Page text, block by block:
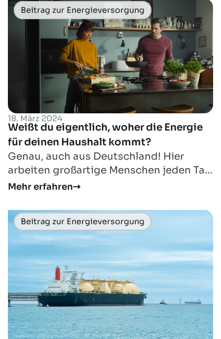
Beitrag zur Energieversorgung
18. März 2024
Weißt du eigentlich, woher die Energie
für deinen Haushalt kommt?
Genau, auch aus Deutschland! Hier
arbeiten großartige Menschen jeden Tag
daran, Energierohstoffe zu fördern und
Mehr erfahren
Beitrag zur Energieversorgung